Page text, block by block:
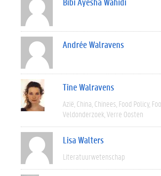
Andrée Walravens
Tine Walravens
Azië China Chinees Food Policy
Veldonderzoek Verre Oosten
Lisa Walters
Literatuurwetenschap